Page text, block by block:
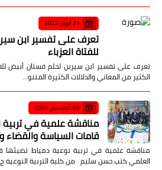
21 أبريل 2022
تعرف على تفسير ابن
للفتاة العزباء
تعرف على تفسير ابن سيرين لحلم فستان أبيض
الكثير من المعاني والدلالات الكثيرة المتنو…
08 أغسطس 2026
مناقشة علمية في تربية
قامات السياسة والقضاء
مناقشة علمية في تربية نوعية دمياط تضيئها
العلمي كتب حسن سليم من كلية التربية النوعية